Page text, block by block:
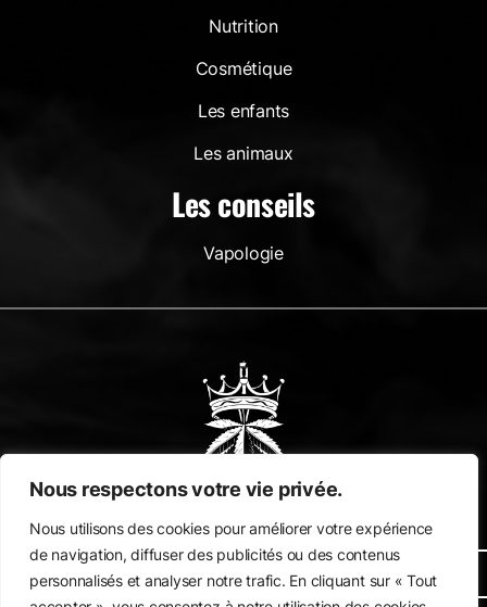
Nous respectons votre vie privée.
Nous utilisons des cookies pour améliorer votre expérience
de navigation, diffuser des publicités ou des contenus
personnalisés et analyser notre trafic. En cliquant sur « Tout
Nutrition
Cosmétique
Les enfants
Les animaux
Les conseils
Vapologie
INFO LIVRAISON
RETOUR SAV